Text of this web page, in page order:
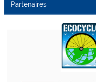
Partenaires